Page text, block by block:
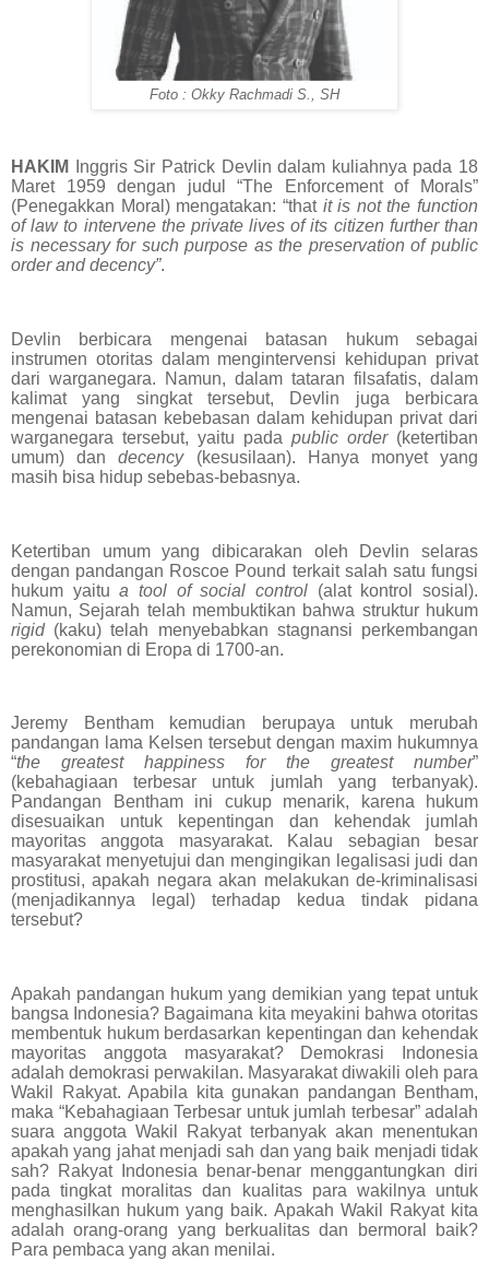
Foto : Okky Rachmadi S., SH
HAKIM
Inggris Sir Patrick Devlin dalam kuliahnya pada 18
Maret 1959 dengan judul “The Enforcement of Morals”
(Penegakkan Moral) mengatakan: “that it is not the function
of law to intervene the private lives of its citizen further than
is necessary for such purpose as the preservation of public
order and decency”.
Devlin berbicara mengenai batasan hukum sebagai
instrumen otoritas dalam mengintervensi kehidupan privat
dari warganegara. Namun, dalam tataran filsafatis, dalam
kalimat yang singkat tersebut, Devlin juga berbicara
mengenai batasan kebebasan dalam kehidupan privat dari
warganegara tersebut, yaitu pada public order(ketertiban
umum) dandecency(kesusilaan). Hanya monyet yang
masih bisa hidup sebebas-bebasnya.
Ketertiban umum yang dibicarakan oleh Devlin selaras
dengan pandangan Roscoe Pound terkait salah satu fungsi
hukum yaitua tool of social control (alat kontrol sosial).
Namun, Sejarah telah membuktikan bahwa struktur hukum
rigid(kaku) telah menyebabkan stagnansi perkembangan
perekonomian di Eropa di 1700-an.
Jeremy Bentham kemudian berupaya untuk merubah
pandangan lama Kelsen tersebut dengan maxim hukumnya
“the greatest happiness for the greatest number”
(kebahagiaan terbesar untuk jumlah yang terbanyak).
Pandangan Bentham ini cukup menarik, karena hukum
disesuaikan untuk kepentingan dan kehendak jumlah
mayoritas anggota masyarakat. Kalau sebagian besar
masyarakat menyetujui dan mengingikan legalisasi judi dan
prostitusi, apakah negara akan melakukan de-kriminalisasi
(menjadikannya legal) terhadap kedua tindak pidana
tersebut?
Apakah pandangan hukum yang demikian yang tepat untuk
bangsa Indonesia? Bagaimana kita meyakini bahwa otoritas
membentuk hukum berdasarkan kepentingan dan kehendak
mayoritas anggota masyarakat? Demokrasi Indonesia
adalah demokrasi perwakilan. Masyarakat diwakili oleh para
Wakil Rakyat. Apabila kita gunakan pandangan Bentham,
maka “Kebahagiaan Terbesar untuk jumlah terbesar” adalah
suara anggota Wakil Rakyat terbanyak akan menentukan
apakah yang jahat menjadi sah dan yang baik menjadi tidak
sah? Rakyat Indonesia benar-benar menggantungkan diri
pada tingkat moralitas dan kualitas para wakilnya untuk
menghasilkan hukum yang baik. Apakah Wakil Rakyat kita
adalah orang-orang yang berkualitas dan bermoral baik?
Para pembaca yang akan menilai.